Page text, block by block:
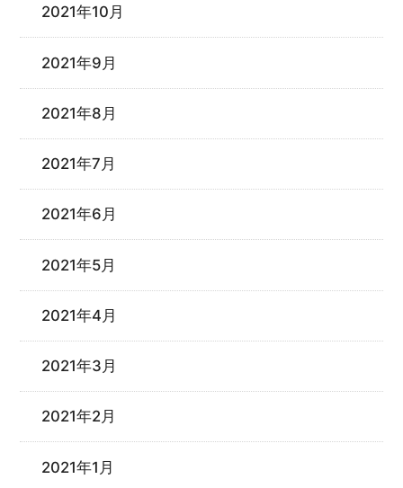
2021年10月
2021年9月
2021年8月
2021年7月
2021年6月
2021年5月
2021年4月
2021年3月
2021年2月
2021年1月